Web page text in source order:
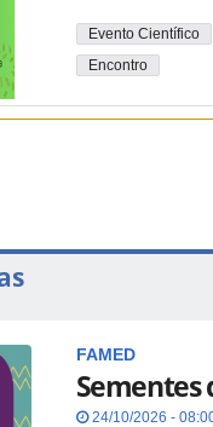
Evento Científico
Encontro
FAMED
Sementes
24/10/2026 -